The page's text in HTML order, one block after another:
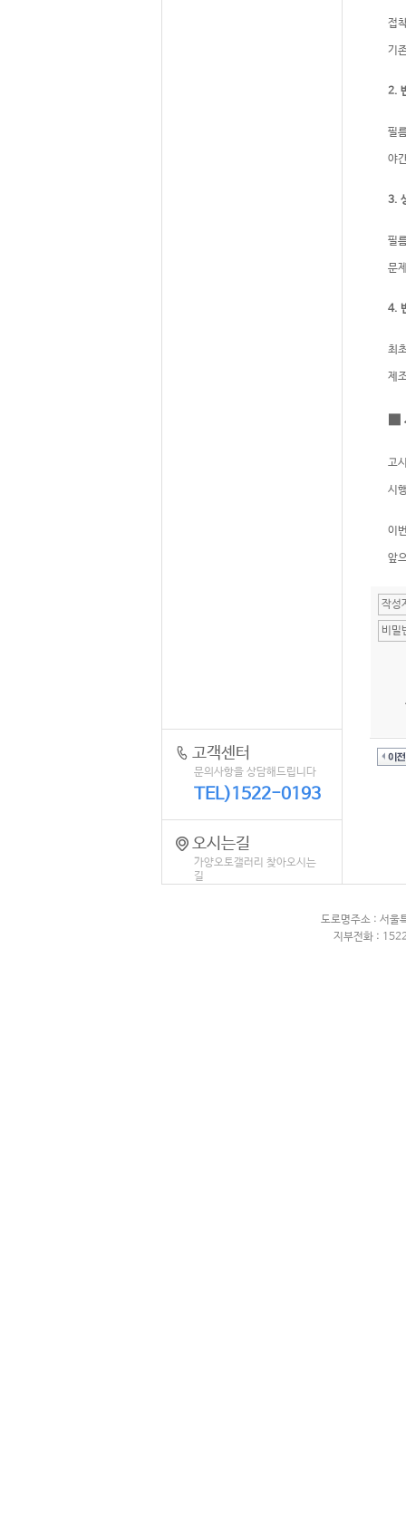
접
기
2.
필
야
3.
필
문
4.
최
제
■
고
시
이
앞
도로명주소 : 서울
지부전화 :
고객센터
문의사항을 상담해드립니다
TEL)1522-0193
오시는길
가양오토갤러리 찾아오시는
길